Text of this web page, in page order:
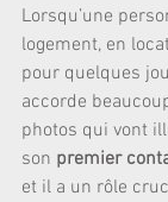
Lorsqu’une
logement, en
pour quelques
accorde
photos qui vont
son premier
et il a un rôle